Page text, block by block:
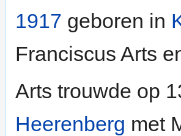
1917 geboren in
Franciscus Arts
Arts trouwde op
Heerenberg met